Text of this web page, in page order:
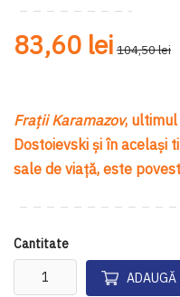
83,60 lei 104,50 lei
Fraţii Karamazov,
Dostoievski şi în acelaşi
sale de viaţă, este
Cantitate
ADAUGĂ
images